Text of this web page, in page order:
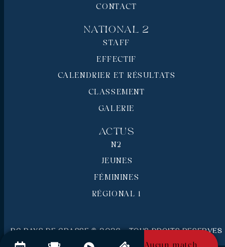
CONTACT
National 2
STAFF
EFFECTIF
CALENDRIER ET RÉSULTATS
CLASSEMENT
GALERIE
Actus
N2
JEUNES
FÉMININES
RÉGIONAL 1
RC Pays de Grasse © 2026 - Tous droits réservés